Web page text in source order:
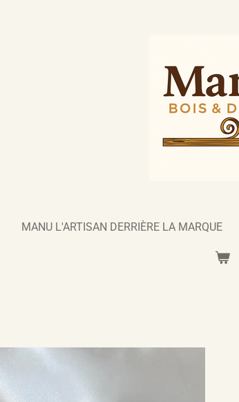
MANU L'ARTISAN DERRIÈRE LA MARQUE